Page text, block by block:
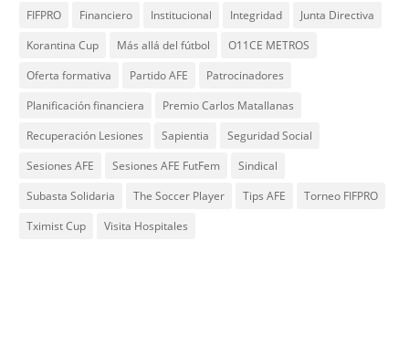
FIFPRO
Financiero Institucional Integridad
Junta Directiva
Korantina Cup
Más allá del fútbol
O11CE METROS
Oferta formativa
Partido AFE
Patrocinadores
Planificación financiera
Premio Carlos Matallanas
Recuperación Lesiones
Sapientia
Seguridad Social
Sesiones AFE
Sesiones AFE FutFem
Sindical
Subasta Solidaria
The Soccer Player Tips AFE
Torneo FIFPRO
Tximist Cup
Visita Hospitales